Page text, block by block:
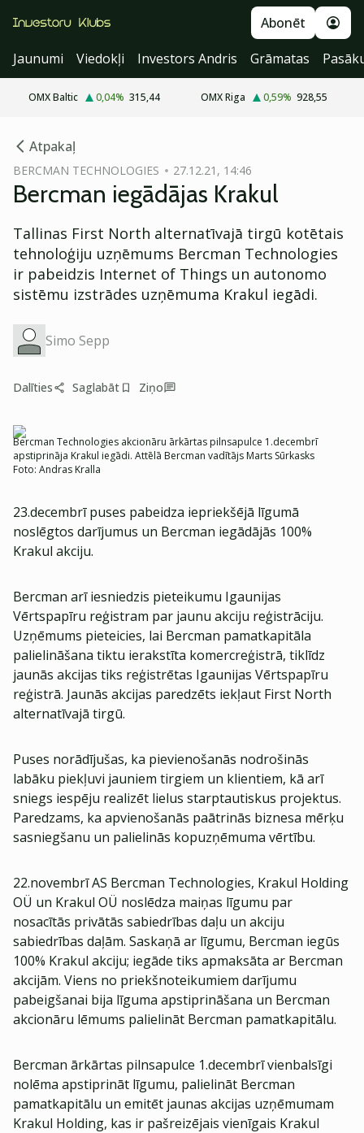
Abonēt
Jaunumi
Viedokļi Investors Andris Grāmatas
OMX Baltic 0,04% 315,44 OMX Riga 0,59% 928,55
Atpakaļ
BERCMAN TECHNOLOGIES 27.12.21, 14:46
Bercman iegādājas Krakul
Tallinas First North alternatīvajā tirgū kotētais
tehnoloģiju uzņēmums Bercman Technologies
ir pabeidzis Internet of Things un autonomo
sistēmu izstrādes uzņēmuma Krakul iegādi.
Simo Sepp
Dalīties Saglabāt Ziņo
Bercman Technologies akcionāru ārkārtas pilnsapulce 1.decembrī
apstiprināja Krakul iegādi. Attēlā Bercman vadītājs Marts Sūrkasks
Foto: Andras Kralla
23.decembrī puses pabeidza iepriekšējā līgumā
noslēgtos darījumus un Bercman iegādājās 100%
Krakul akciju.
Bercman arī iesniedzis pieteikumu Igaunijas
Vērtspapīru reģistram par jaunu akciju reģistrāciju.
Uzņēmums pieteicies, lai Bercman pamatkapitāla
palielināšana tiktu ierakstīta komercreģistrā, tiklīdz
jaunās akcijas tiks reģistrētas Igaunijas Vērtspapīru
reģistrā. Jaunās akcijas paredzēts iekļaut First North
alternatīvajā tirgū.
Puses norādījušas, ka pievienošanās nodrošinās
labāku piekļuvi jauniem tirgiem un klientiem, kā arī
sniegs iespēju realizēt lielus starptautiskus projektus.
Paredzams, ka apvienošanās paātrinās biznesa mērķu
sasniegšanu un palielinās kopuzņēmuma vērtību.
22.novembrī AS Bercman Technologies, Krakul Holding
OÜ un Krakul OÜ noslēdza maiņas līgumu par
nosacītās privātās sabiedrības daļu un akciju
sabiedrības daļām. Saskaņā ar līgumu, Bercman iegūs
100% Krakul akciju; iegāde tiks apmaksāta ar Bercman
akcijām. Viens no priekšnoteikumiem darījumu
pabeigšanai bija līguma apstiprināšana un Bercman
akcionāru lēmums palielināt Bercman pamatkapitālu.
Bercman ārkārtas pilnsapulce 1.decembrī vienbalsīgi
nolēma apstiprināt līgumu, palielināt Bercman
pamatkapitālu un emitēt jaunas akcijas uzņēmumam
Krakul Holding, kas ir pašreizējais vienīgais Krakul